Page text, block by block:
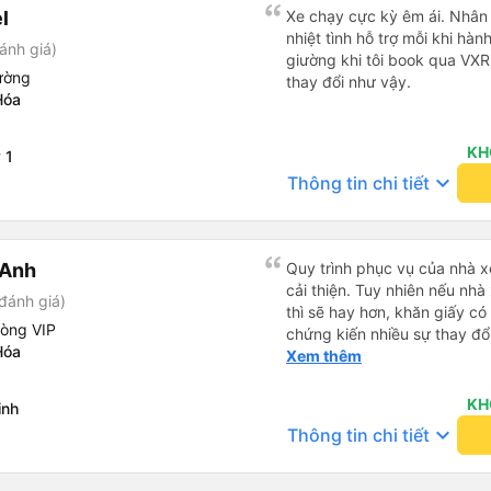
thấy an toàn suốt cả
hướng dẫn chúng tôi đến
sạn. Tôi rất khuyên bạn
giá)
Xe chạy cực kỳ êm ái.
nhiệt tình hỗ trợ mỗi khi
giường khi tôi book qua
thay đổi như vậy.
Thông tin chi tiết keyboard_arrow_down
giá)
VIP
Quy trình phục vụ của nhà
cải thiện. Tuy nhiên nếu
thì sẽ hay hơn, khăn giấy
chứng kiến nhiều sự thay
rồi: tài xế và phụ xe ngày
trung chuyển ở Hà Nội khi
Xem thêm
Thông tin chi tiết keyboard_arrow_down